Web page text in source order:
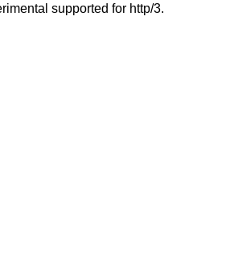
supported for http/3.